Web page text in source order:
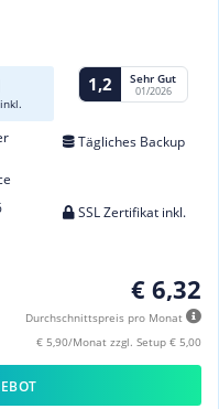
1,2 Sehr Gut
01/2026
Tägliches Backup
SSL Zertifikat inkl.
€ 6,32
Durchschnittspreis pro Monat
€ 5,90/Monat zzgl. Setup € 5,00